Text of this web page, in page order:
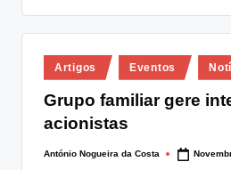
Posted
in
Artigos Eventos
Grupo familiar gere
acionistas
Posted
António Nogueira da Costa